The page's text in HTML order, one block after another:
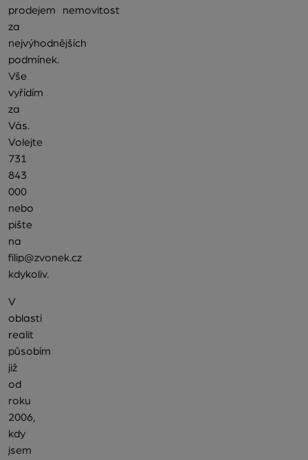
prodejem nemovitost
za
nejvýhodnějších
podmínek.
Vše
vyřídím
za
Vás.
Volejte
731
843
000
nebo
pište
na
filip@zvonek.cz
kdykoliv.
V
oblasti
realit
působím
již
od
roku
2006,
kdy
jsem